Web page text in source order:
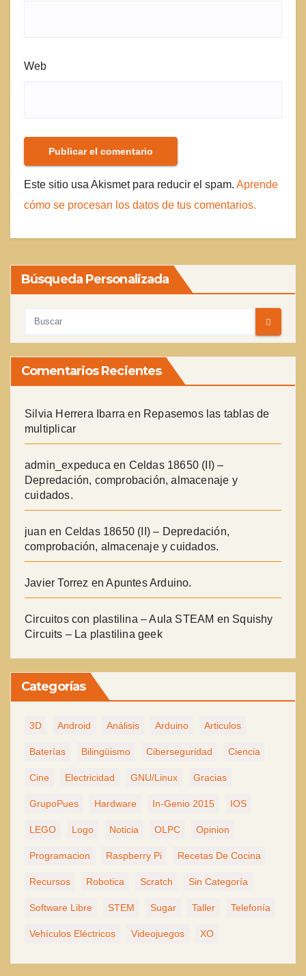
Web
Este sitio usa Akismet para reducir el spam. Aprende
cómo se procesan los datos de tus comentarios.
Búsqueda Personalizada
Comentarios Recientes
Silvia Herrera Ibarra en Repasemos las tablas de
multiplicar
admin_expeduca en Celdas 18650 (II) –
Depredación, comprobación, almacenaje y
cuidados.
juan en Celdas 18650 (II) – Depredación,
comprobación, almacenaje y cuidados.
Javier Torrez enApuntes Arduino.
Circuitos con plastilina – Aula STEAM en Squishy
Circuits – La plastilina geek
Categorías
3D Android Análisis Arduino Articulos
Baterías Bilingüismo Ciberseguridad Ciencia
Cine Electricidad GNU/Linux Gracias
GrupoPues Hardware In-Genio 2015 IOS
LEGO Logo Noticia OLPC Opinion
Programacion Raspberry Pi Recetas De Cocina
Recursos Robotica Scratch Sin Categoría
Software Libre STEM Sugar Taller Telefonía
Vehículos Eléctricos Videojuegos XO